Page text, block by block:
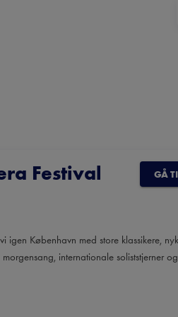
Festival GÅ
København med store klassikere,
internationale soliststjerner